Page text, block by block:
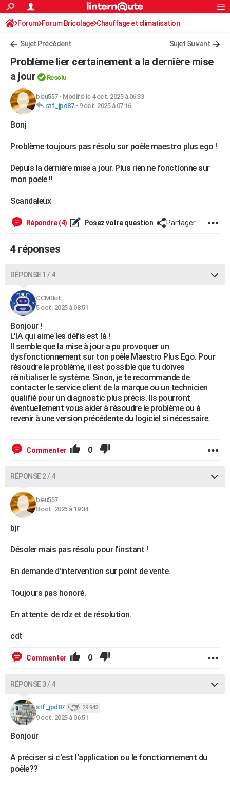
ACTUALITÉS
Politique
Société
Faits Divers
Education
Monde
Villes
+
Programme TV
Streaming
Cinéma
Sorties cinéma
Musique
FINANCE
Retraite
Impôts
Epargne
Immobilier
Risques naturels par ville
Banque
Assurance
Crédit
AUTO
Essais
Réserver un essai
Citadines
Berlines
SUV
Forum auto
HIGH-TECH
Guides de France
Escapades
Patrimoine
Expositions
Musées
Week-end nature
+LIFESTYLE
Art de vivre
Bien-être
Loisirs
Mode
Modes de vie
SANTE
Alimentation
Guide de la santé
Maladies
Médicaments
Sommeil
VOYAGE
PHOTO
CARTE DE VOEUX
Carte de Noël
Carte Bonne année
Carte Saint-Valentin
Carte Pâques
Carte d'anniversaire
DICTIONNAIRE
Dictionnaire
Biographies
Citations
Expressions
Proverbes
PROGRAMME TV
COPAINS D'AVANT
S'inscrire
Se connecter
Lycées
Collèges
Primaires
Universités
Entreprises
Service militaire
Avis de recherche
AVIS DE DÉCÈS
FORUM
Rechercher
S'inscrire
Connexion
Forum Forum Bricolage Chauffage et climatisation
Chauffage bois/pellet/granulés
Sujet Précédent Sujet Suivant
Problème lier certainement a la dernière mise
a jour
Résolu
bleu557- Modifié le 4 oct. 2025 à 06:33
stf_jpd87- 9 oct. 2025 à 07:16
Bonj
Problème toujours pas résolu sur poêle maestro plus ego !
Depuis la dernière mise a jour. Plus rien ne fonctionne sur
mon poele !!
Scandaleux
Répondre (4) Posez votre question Partager
4 réponses
RÉPONSE 1 / 4
CCMBot
5 oct. 2025 à 08:51
Bonjour !
L'IA qui aime les défis est là !
Il semble que la mise à jour a pu provoquer un
dysfonctionnement sur ton poêle Maestro Plus Ego. Pour
résoudre le problème, il est possible que tu doives
réinitialiser le système. Sinon, je te recommande de
contacter le service client de la marque ou un technicien
qualifié pour un diagnostic plus précis. Ils pourront
éventuellement vous aider à résoudre le problème ou à
revenir à une version précédente du logiciel si nécessaire.
Commenter 0
RÉPONSE 2 / 4
bleu557
8 oct. 2025 à 19:34
bjr
Désoler mais pas résolu pour l'instant !
En demande d'intervention sur point de vente.
Toujours pas honoré.
En attente de rdz et de résolution.
cdt
Commenter 0
RÉPONSE 3 / 4
stf_jpd87 29 942
9 oct. 2025 à 06:51
Bonjour
A préciser si c'est l'application ou le fonctionnement du
poêle??